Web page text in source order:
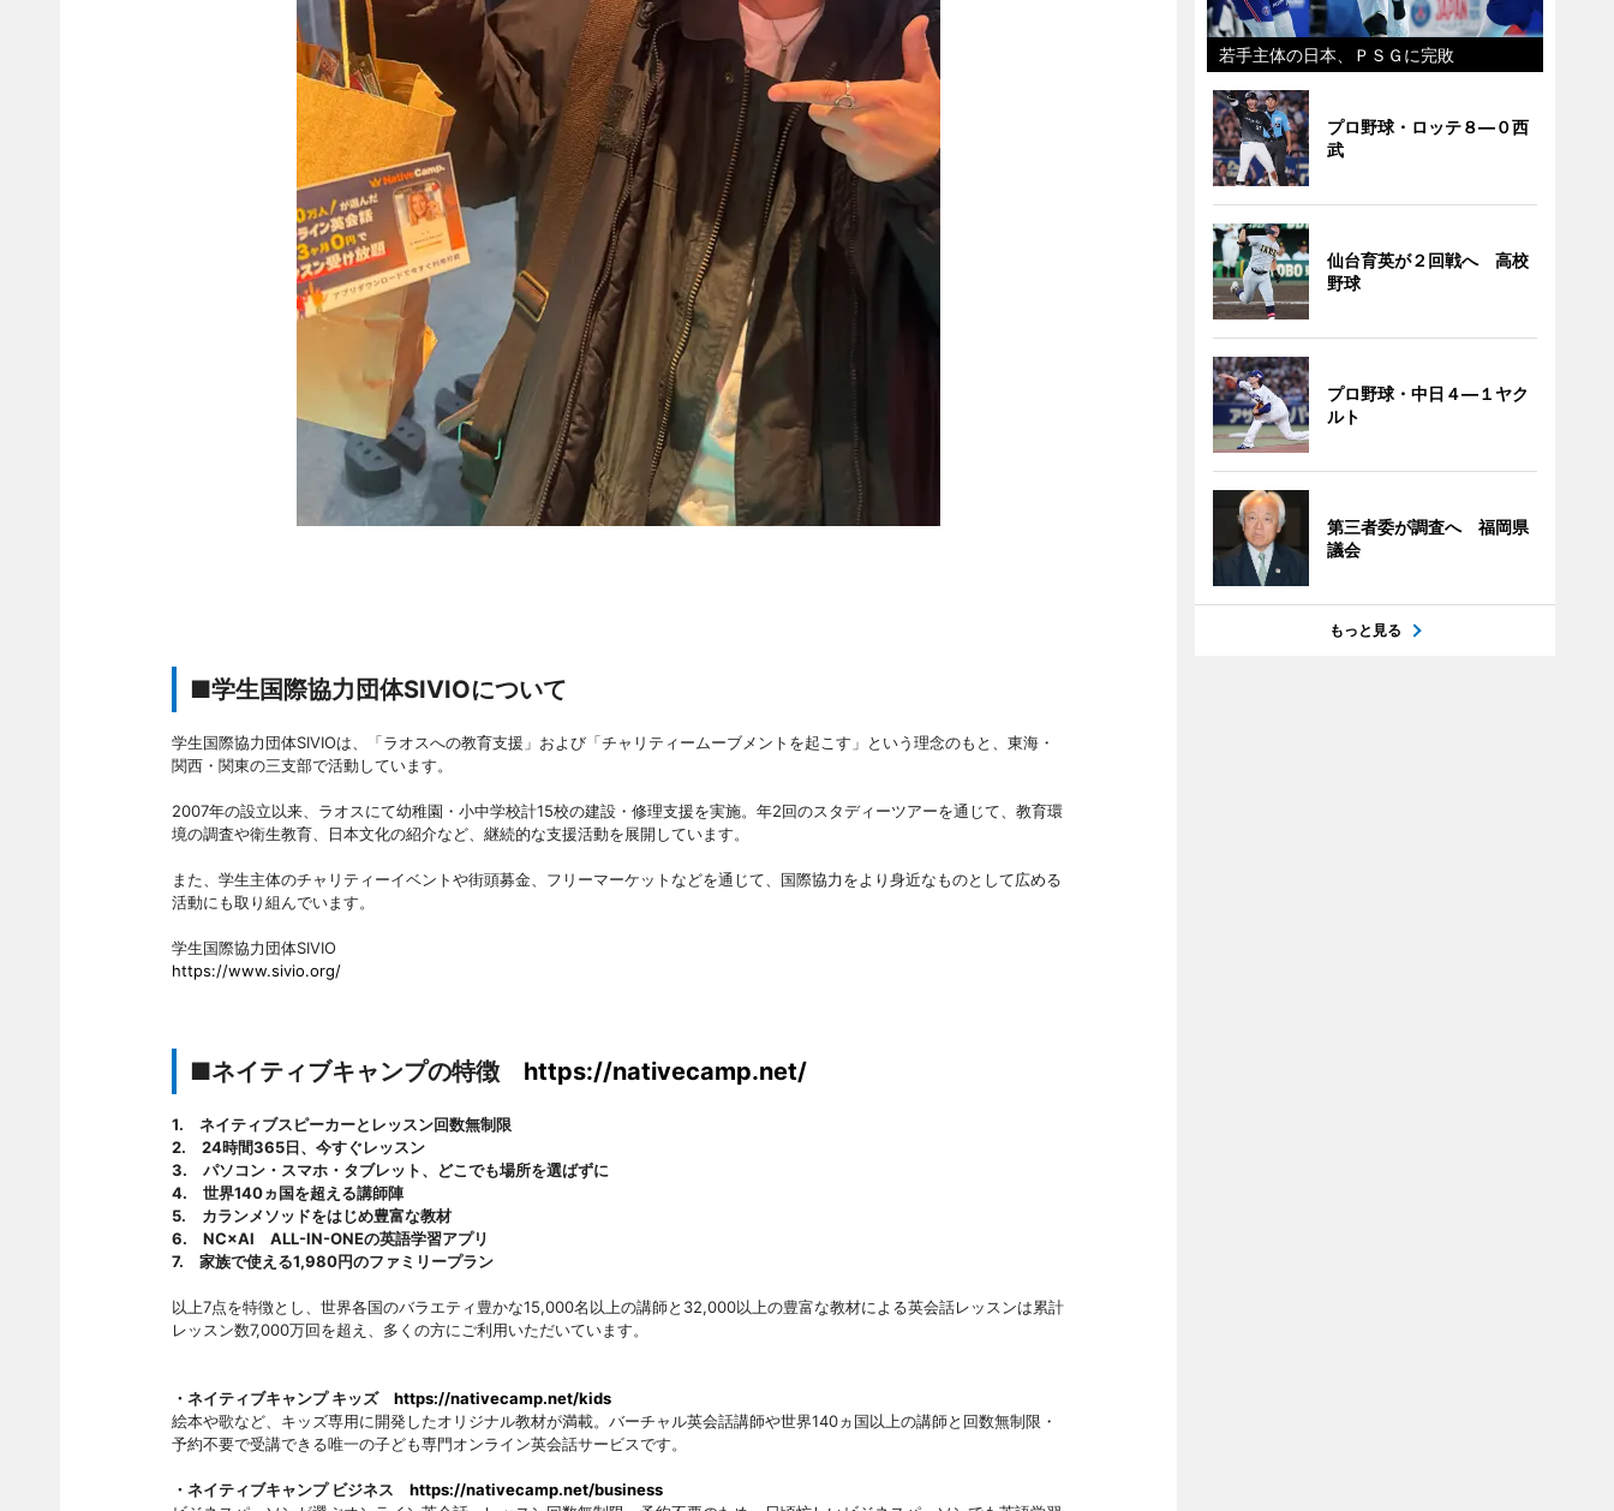
■学生国際協力団体SIVIOについて
学生国際協力団体SIVIOは、「ラオスへの教育支援」および「チャリティームーブメントを起こす」という理念のもと、東海・
関西・関東の三支部で活動しています。
2007年の設立以来、ラオスにて幼稚園・小中学校計15校の建設・修理支援を実施。年2回のスタディーツアーを通じて、教育環
境の調査や衛生教育、日本文化の紹介など、継続的な支援活動を展開しています。
また、学生主体のチャリティーイベントや街頭募金、フリーマーケットなどを通じて、国際協力をより身近なものとして広める
活動にも取り組んでいます。
学生国際協力団体SIVIO
https://www.sivio.org/
■ネイティブキャンプの特徴 https://nativecamp.net/
1. ネイティブスピーカーとレッスン回数無制限
2. 24時間365日、今すぐレッスン
3. パソコン・スマホ・タブレット、どこでも場所を選ばずに
4. 世界140ヵ国を超える講師陣
5. カランメソッドをはじめ豊富な教材
6. NC×AI ALL-IN-ONEの英語学習アプリ
7. 家族で使える1,980円のファミリープラン
以上7点を特徴とし、世界各国のバラエティ豊かな15,000名以上の講師と32,000以上の豊富な教材による英会話レッスンは累計
レッスン数7,000万回を超え、多くの方にご利用いただいています。
・ネイティブキャンプ キッズ https://nativecamp.net/kids
絵本や歌など、キッズ専用に開発したオリジナル教材が満載。バーチャル英会話講師や世界140ヵ国以上の講師と回数無制限・
予約不要で受講できる唯一の子ども専門オンライン英会話サービスです。
・ネイティブキャンプ ビジネス https://nativecamp.net/business
若手主体の日本、ＰＳＧに完敗
プロ野球・ロッテ８―０西
武
仙台育英が２回戦へ 高校
野球
プロ野球・中日４―１ヤク
ルト
第三者委が調査へ 福岡県
議会
もっと見る